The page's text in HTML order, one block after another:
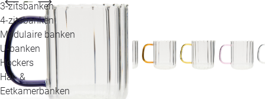
3-zitsbanken
4-zitsbanken
Modulaire banken
U-banken
Hockers
Hal- &
Eetkamerbanken